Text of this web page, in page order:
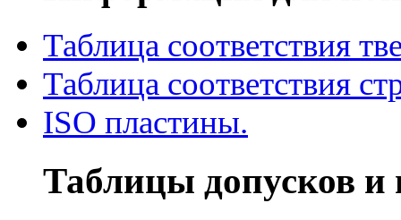
Таблица соответствия
Таблица соответствия
ISO пластины.
Таблицы допусков и